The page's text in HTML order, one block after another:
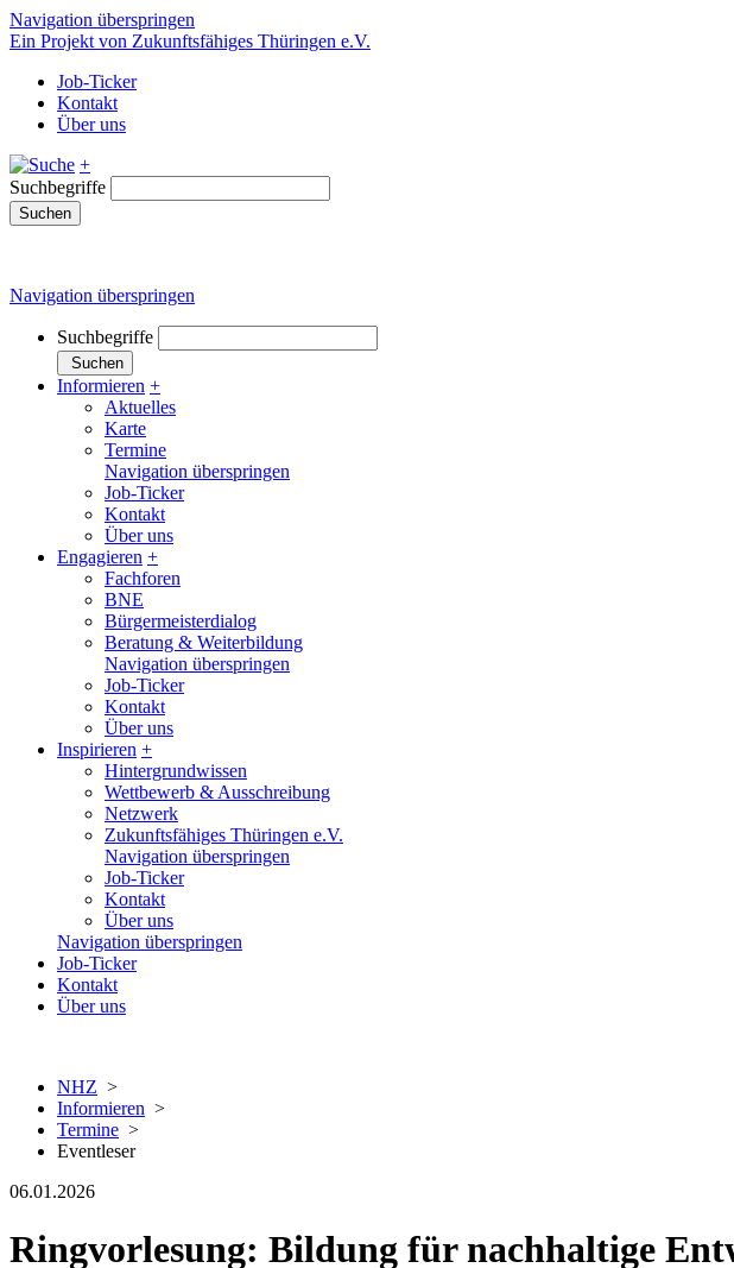
Navigation überspringen
Ein Projekt von Zukunftsfähiges Thüringen e.V.
Job-Ticker
Kontakt
Über uns
+
Suchbegriffe
Suchen
Navigation überspringen
Suchbegriffe
Suchen
Informieren +
Aktuelles
Karte
Termine
Navigation überspringen
Job-Ticker
Kontakt
Über uns
Engagieren +
Fachforen
BNE
Bürgermeisterdialog
Beratung & Weiterbildung
Navigation überspringen
Job-Ticker
Kontakt
Über uns
Inspirieren +
Hintergrundwissen
Wettbewerb & Ausschreibung
Netzwerk
Zukunftsfähiges Thüringen e.V.
Navigation überspringen
Job-Ticker
Kontakt
Über uns
Navigation überspringen
Job-Ticker
Kontakt
Über uns
NHZ >
Informieren >
Termine >
Eventleser
06.01.2026
Ringvorlesung: Bildung für nachhaltige